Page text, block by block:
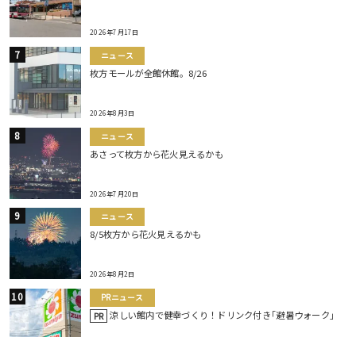
2026年7月17日
ニュース
枚方モールが全館休館。8/26
2026年8月3日
ニュース
あさって枚方から花火見えるかも
2026年7月20日
ニュース
8/5枚方から花火見えるかも
2026年8月2日
PRニュース
PR 涼しい館内で健幸づくり！ドリンク付き｢避暑ウォーク｣